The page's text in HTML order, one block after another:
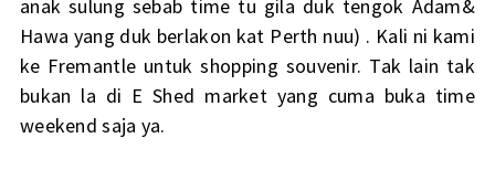
anak sulung sebab time tu gila duk tengok Adam&
Hawa yang duk berlakon kat Perth nuu) . Kali ni kami
ke Fremantle untuk shopping souvenir. Tak lain tak
bukan la di E Shed market yang cuma buka time
weekend saja ya.